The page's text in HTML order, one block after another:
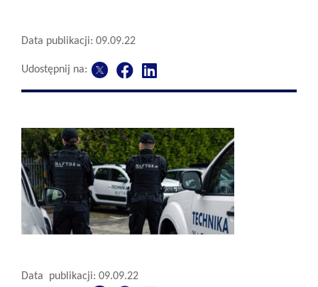
Data publikacji: 09.09.22
Udostępnij na:
Data publikacji: 09.09.22